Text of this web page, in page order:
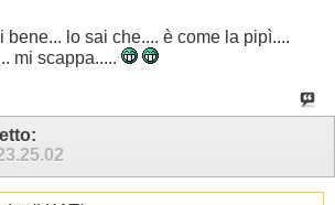
bene... lo sai che.... è come la pipì....
mi scappa.....